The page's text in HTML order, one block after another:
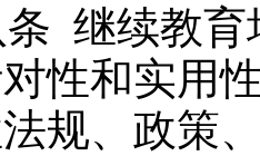
继续教育
性和实用
规、政策